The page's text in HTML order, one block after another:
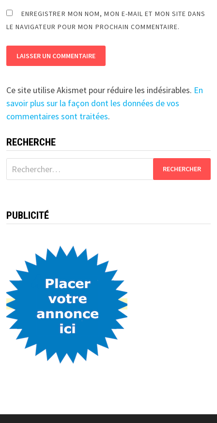
ENREGISTRER MON NOM, MON E-MAIL ET MON SITE DANS
LE NAVIGATEUR POUR MON PROCHAIN COMMENTAIRE.
Ce site utilise Akismet pour réduire les indésirables. En
savoir plus sur la façon dont les données de vos
commentaires sont traitées.
RECHERCHE
Rechercher :
PUBLICITÉ